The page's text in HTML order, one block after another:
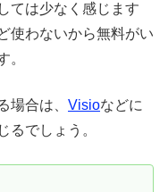
ては少なく感じます
使わないから無料がい
。
場合は、 Visioなどに
るでしょう。